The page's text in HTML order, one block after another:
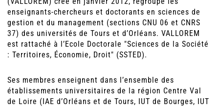
enseignants-chercheurs et doctorants en sciences de
gestion et du management (sections CNU 06 et CNRS
37) des universités de Tours et d’Orléans. VALLOREM
est rattaché à l’Ecole Doctorale "Sciences de la Société
: Territoires, Économie, Droit" (SSTED).
Ses membres enseignent dans l’ensemble des
établissements universitaires de la région Centre Val
de Loire (IAE d’Orléans et de Tours, IUT de Bourges, IUT